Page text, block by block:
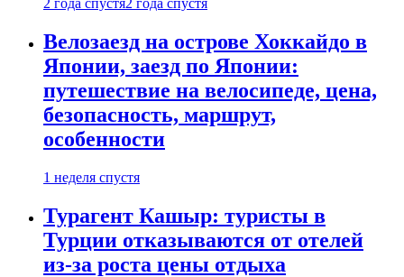
2 года спустя2 года спустя
Велозаезд на острове Хоккайдо в
Японии, заезд по Японии:
путешествие на велосипеде, цена,
безопасность, маршрут,
особенности
1 неделя спустя
Турагент Кашыр: туристы в
Турции отказываются от отелей
из-за роста цены отдыха